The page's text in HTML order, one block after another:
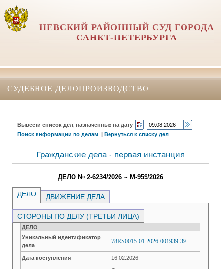
НЕВСКИЙ РАЙОННЫЙ СУД ГОРОДА
САНКТ-ПЕТЕРБУРГА
СУДЕБНОЕ ДЕЛОПРОИЗВОДСТВО
Вывести список дел, назначенных на дату
Поиск информации по делам |Вернуться к списку дел
Гражданские дела - первая инстанция
ДЕЛО № 2-6234/2026 ~ М-959/2026
ДЕЛО ДВИЖЕНИЕ ДЕЛА
СТОРОНЫ ПО ДЕЛУ (ТРЕТЬИ ЛИЦА)
ДЕЛО
Уникальный идентификатор
дела
78RS0015-01-2026-001939-39
Дата поступления 16.02.2026